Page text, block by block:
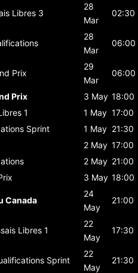
Libres 3
28
Mar
02:30
28
Mar
06:00
Prix
29
Mar
06:00
Prix 3 May 18:00
1 1 May 17:00
Sprint 1 May 21:30
2 May 17:00
2 May 21:00
3 May 18:00
Canada
24
May
21:00
Libres 1
22
May
17:30
Sprint
22
May
21:30